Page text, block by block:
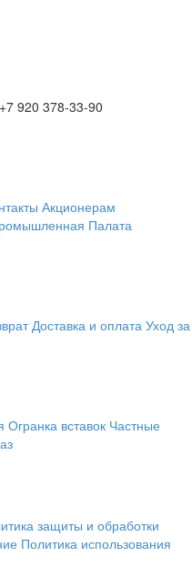
+7 920 378-33-90
Акционерам
Палата
Доставка и оплата Уход за
Огранка вставок Частные
защиты и обработки
Политика использования